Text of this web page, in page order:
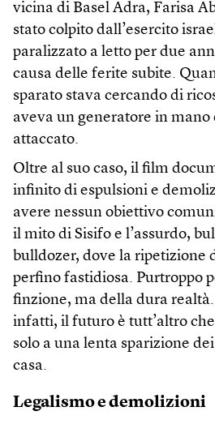
vicina di Basel Adra, Farisa
stato colpito dall’esercito
paralizzato a letto per due
causa delle ferite subite.
sparato stava cercando di
aveva un generatore in mano
attaccato.
Oltre al suo caso, il film
infinito di espulsioni e
avere nessun obiettivo
il mito di Sisifo e l’assurdo,
bulldozer, dove la ripetizione
perfino fastidiosa. Purtroppo
finzione, ma della dura
infatti, il futuro è tutt’altro
solo a una lenta sparizione
casa.
Legalismo e demolizioni